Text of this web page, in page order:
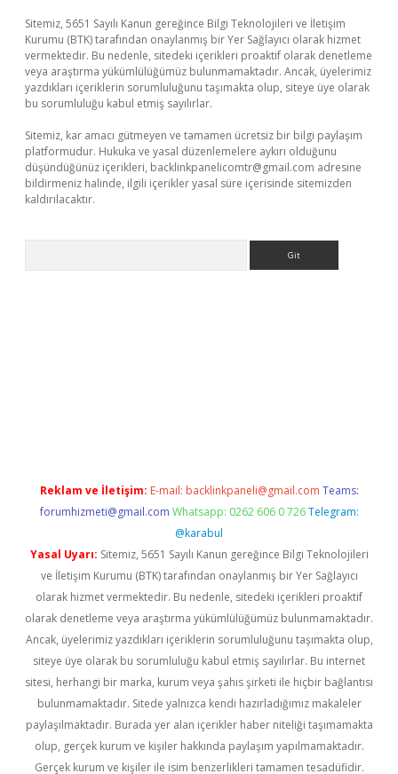
Sitemiz, 5651 Sayılı Kanun gereğince Bilgi Teknolojileri ve İletişim
Kurumu (BTK) tarafından onaylanmış bir Yer Sağlayıcı olarak hizmet
vermektedir. Bu nedenle, sitedeki içerikleri proaktif olarak denetleme
veya araştırma yükümlülüğümüz bulunmamaktadır. Ancak, üyelerimiz
yazdıkları içeriklerin sorumluluğunu taşımakta olup, siteye üye olarak
bu sorumluluğu kabul etmiş sayılırlar.
Sitemiz, kar amacı gütmeyen ve tamamen ücretsiz bir bilgi paylaşım
platformudur. Hukuka ve yasal düzenlemelere aykırı olduğunu
düşündüğünüz içerikleri, backlinkpanelicomtr@gmail.com adresine
bildirmeniz halinde, ilgili içerikler yasal süre içerisinde sitemizden
kaldırılacaktır.
Reklam ve İletişim: E-mail: backlinkpaneli@gmail.com Teams:
forumhizmeti@gmail.com Whatsapp: 0262 606 0 726 Telegram:
@karabul
Yasal Uyarı: Sitemiz, 5651 Sayılı Kanun gereğince Bilgi Teknolojileri
ve İletişim Kurumu (BTK) tarafından onaylanmış bir Yer Sağlayıcı
olarak hizmet vermektedir. Bu nedenle, sitedeki içerikleri proaktif
olarak denetleme veya araştırma yükümlülüğümüz bulunmamaktadır.
Ancak, üyelerimiz yazdıkları içeriklerin sorumluluğunu taşımakta olup,
siteye üye olarak bu sorumluluğu kabul etmiş sayılırlar. Bu internet
sitesi, herhangi bir marka, kurum veya şahıs şirketi ile hiçbir bağlantısı
bulunmamaktadır. Sitede yalnızca kendi hazırladığımız makaleler
paylaşılmaktadır. Burada yer alan içerikler haber niteliği taşımamakta
olup, gerçek kurum ve kişiler hakkında paylaşım yapılmamaktadır.
Gerçek kurum ve kişiler ile isim benzerlikleri tamamen tesadüfidir.